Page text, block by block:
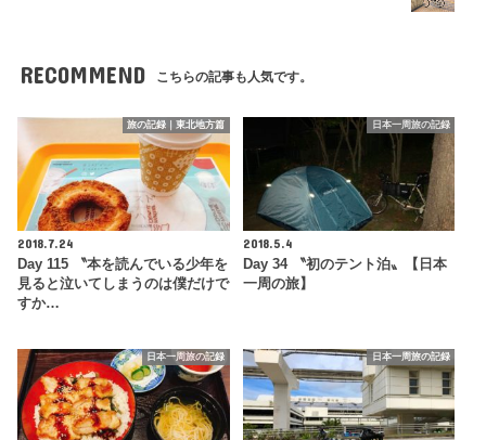
RECOMMEND こちらの記事も人気です。
旅の記録｜東北地方篇
2018.7.24
Day 115 〝本を読んでいる少年を
見ると泣いてしまうのは僕だけで
すか…
日本一周旅の記録
2018.5.4
Day 34 〝初のテント泊〟【日本
一周の旅】
日本一周旅の記録 日本一周旅の記録